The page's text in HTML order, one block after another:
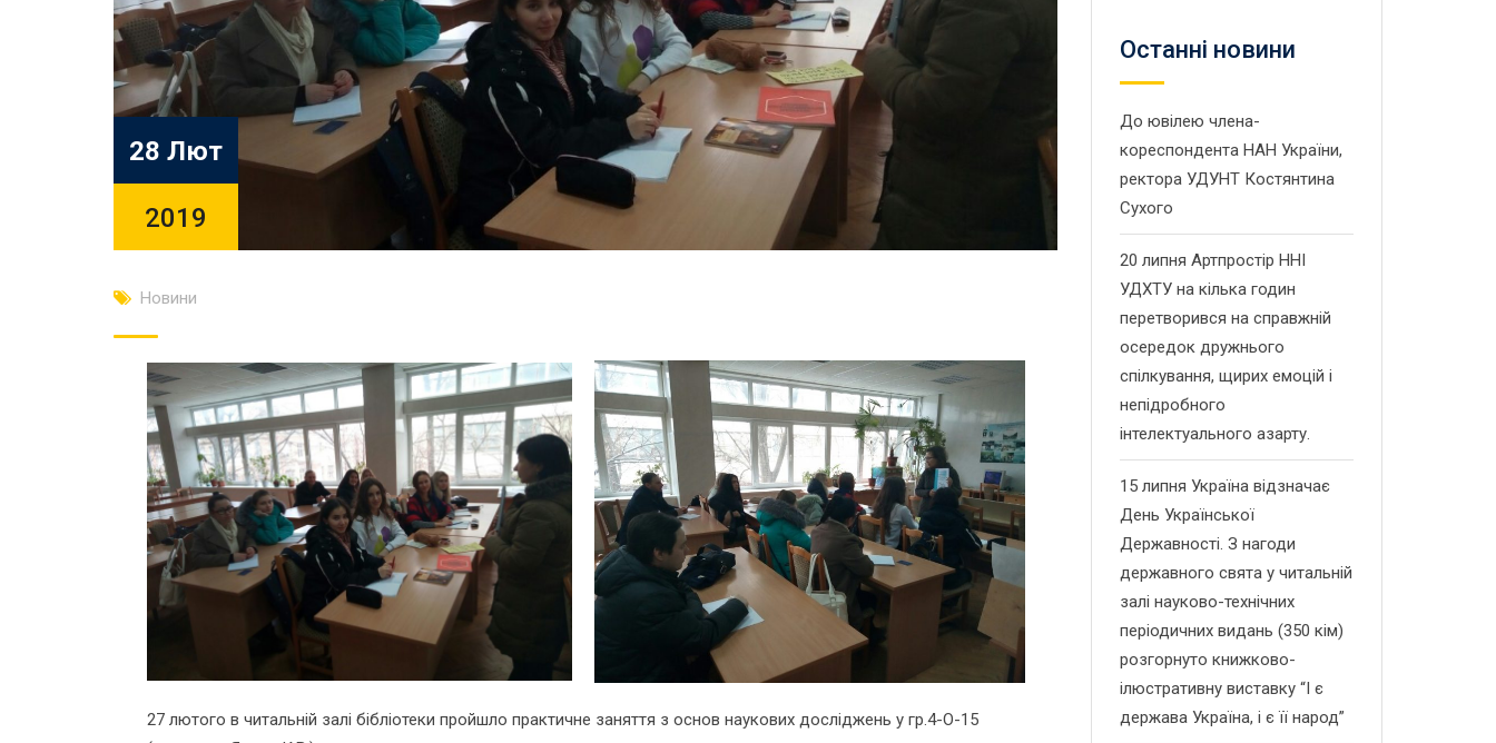
28 Лют
2019
Новини
27 лютого в читальній залі бібліотеки пройшло практичне заняття з основ наукових досліджень у гр.4-О-15
Останнi новини
До ювілею члена-
кореспондента НАН України,
ректора УДУНТ Костянтина
Сухого
20 липня Артпростір ННІ
УДХТУ на кілька годин
перетворився на справжній
осередок дружнього
спілкування, щирих емоцій і
непідробного
інтелектуального азарту.
15 липня Україна відзначає
День Української
Державності. З нагоди
державного свята у читальній
залі науково-технічних
періодичних видань (350 кім)
розгорнуто книжково-
ілюстративну виставку “І є
держава Україна, і є її народ”